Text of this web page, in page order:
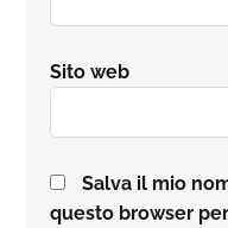
Sito web
Salva il mio
questo browser